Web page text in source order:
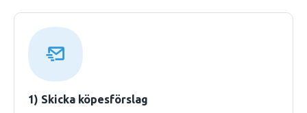
bedömning och utvärdering av kommunikativ engelska är
bokens didaktiska fokus. Författaren ger en mängd
metodiska förslag för det kommunikativa engelsk­
klassrummet och rika exempel på hur fritidsengelskan kan
lyftas in i under­visningen. Härigenom kan läraren hjälpa
1) Skicka köpesförslag